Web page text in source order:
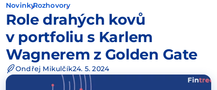
NovinkyRozhovory
Role drahých kovů
v portfoliu s Karlem
Wagnerem z Golden Gate
Ondřej Mikulčík24. 5. 2024